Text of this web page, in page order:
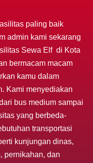
paling baik
admin kami sekarang
Sewa Elf di Kota
bermacam macam
kamu dalam
Kami menyediakan
bus medium sampai
yang berbeda-
transportasi
kunjungan dinas,
pernikahan, dan